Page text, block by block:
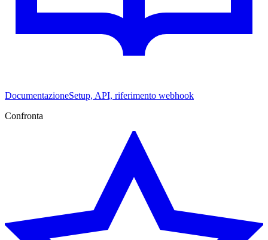
DocumentazioneSetup, API, riferimento webhook
Confronta